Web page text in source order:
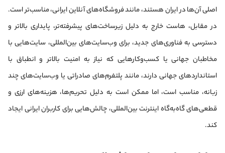
اصلی آن‌ها در ایران هستند، مانند فروشگاه‌های آنلاین ایرانی، مناسب‌تر است.
در مقابل، هاست خارج به دلیل زیرساخت‌های پیشرفته‌تر، پایداری بالاتر و
دسترسی به فناوری‌های جدید، برای وب‌سایت‌های بین‌المللی، سایت‌هایی با
مخاطبان جهانی یا کسب‌وکارهایی که نیاز به امنیت بالاتر و انطباق با
استانداردهای جهانی دارند، مانند پلتفرم‌های صادراتی یا وب‌سایت‌های چند
زبانه، مناسب است، اما ممکن است به دلیل تحریم‌ها، هزینه‌های ارزی و
قطعی‌های گاه‌به‌گاه اینترنت بین‌المللی، چالش‌هایی برای کاربران ایرانی ایجاد
کند.